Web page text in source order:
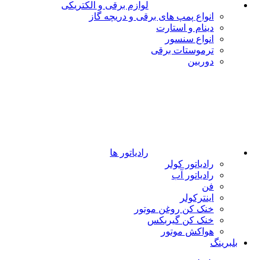
لوازم برقی و الکتریکی
انواع پمپ های برقی و دریچه گاز
دینام و استارت
انواع سنسور
ترموستات برقی
دوربین
رادیاتور ها
رادیاتور کولر
رادیاتور آب
فن
اینترکولر
خنک کن روغن موتور
خنک کن گیربکس
هواکش موتور
بلبرینگ